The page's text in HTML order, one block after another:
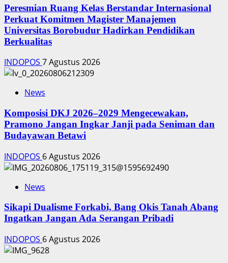
Peresmian Ruang Kelas Berstandar Internasional
Perkuat Komitmen Magister Manajemen
Universitas Borobudur Hadirkan Pendidikan
Berkualitas
INDOPOS 7 Agustus 2026
News
Komposisi DKJ 2026–2029 Mengecewakan,
Pramono Jangan Ingkar Janji pada Seniman dan
Budayawan Betawi
INDOPOS 6 Agustus 2026
News
Sikapi Dualisme Forkabi, Bang Okis Tanah Abang
Ingatkan Jangan Ada Serangan Pribadi
INDOPOS 6 Agustus 2026